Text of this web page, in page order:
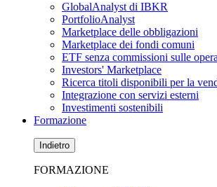
GlobalAnalyst di IBKR
PortfolioAnalyst
Marketplace delle obbligazioni
Marketplace dei fondi comuni
ETF senza commissioni sulle
Investors' Marketplace
Ricerca titoli disponibili per la
Integrazione con servizi esterni
Investimenti sostenibili
Formazione
Indietro
FORMAZIONE